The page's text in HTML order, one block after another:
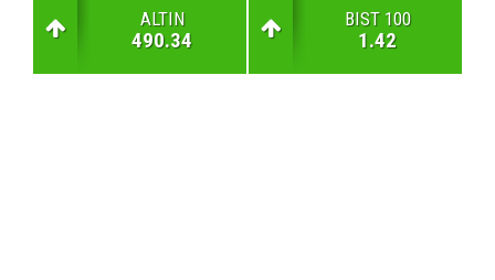
ALTIN
490.34
BIST 100
1.42